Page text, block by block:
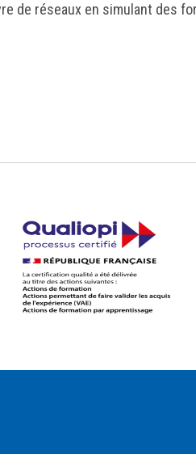
de réseaux en simulant des